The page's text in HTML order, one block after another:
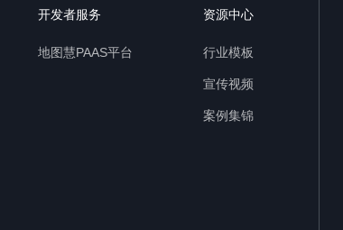
开发者服务
地图慧PAAS平台
资源中心
行业模板
宣传视频
案例集锦